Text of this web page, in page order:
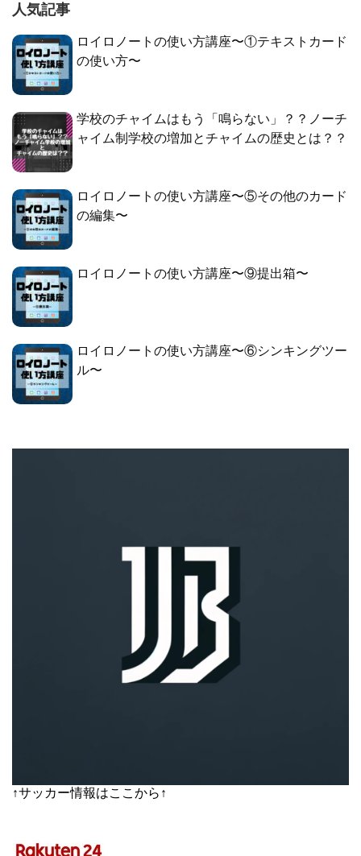
人気記事
ロイロノートの使い方講座〜①テキストカード
の使い方〜
学校のチャイムはもう「鳴らない」？？ノーチ
ャイム制学校の増加とチャイムの歴史とは？？
ロイロノートの使い方講座〜⑤その他のカード
の編集〜
ロイロノートの使い方講座〜⑨提出箱〜
ロイロノートの使い方講座〜⑥シンキングツー
ル〜
↑サッカー情報はここから↑